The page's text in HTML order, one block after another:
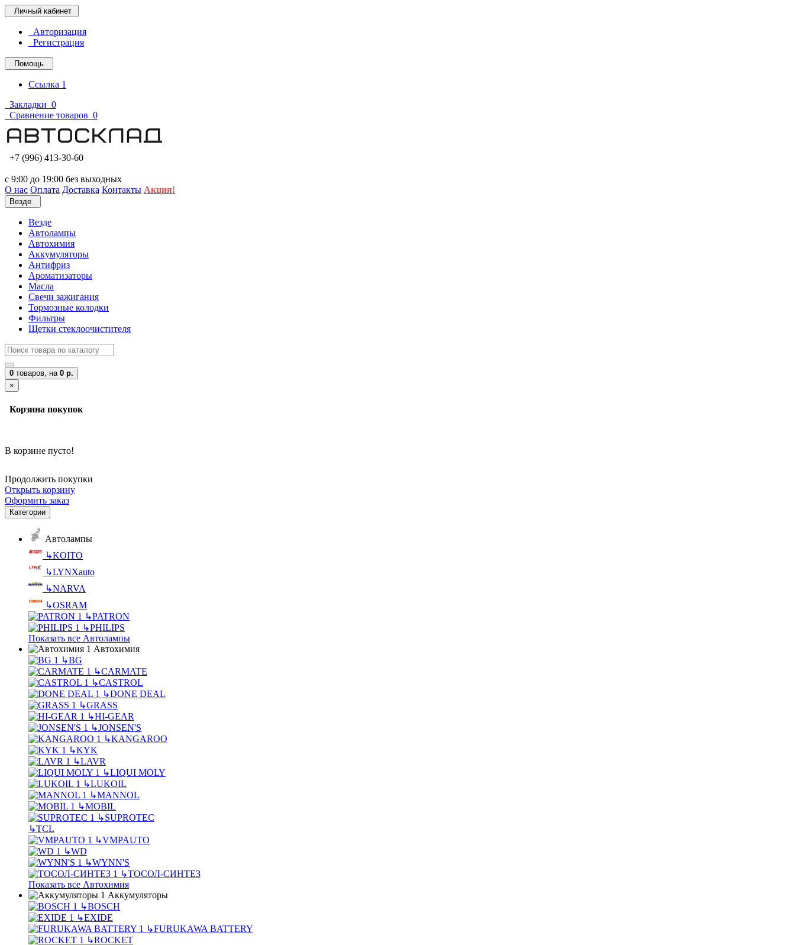
Личный кабинет
Авторизация
Регистрация
Помощь
Ссылка 1
Закладки 0
Сравнение товаров 0
+7 (996) 413-30-60
с 9:00 до 19:00 без выходных
О нас Оплата Доставка Контакты Акция!
Везде
Везде
Автолампы
Автохимия
Аккумуляторы
Антифриз
Ароматизаторы
Масла
Свечи зажигания
Тормозные колодки
Фильтры
Щетки стеклоочистителя
0 товаров, на 0 р.
×
Корзина покупок
В корзине пусто!
Продолжить покупки
Открыть корзину
Оформить заказ
Категории
Автолампы
↳KOITO
↳LYNXauto
↳NARVA
↳OSRAM
↳PATRON
↳PHILIPS
Показать все Автолампы
Автохимия
↳BG
↳CARMATE
↳CASTROL
↳DONE DEAL
↳GRASS
↳HI-GEAR
↳JONSEN'S
↳KANGAROO
↳KYK
↳LAVR
↳LIQUI MOLY
↳LUKOIL
↳MANNOL
↳MOBIL
↳SUPROTEC
↳TCL
↳VMPAUTO
↳WD
↳WYNN'S
↳ТОСОЛ-СИНТЕЗ
Показать все Автохимия
Аккумуляторы
↳BOSCH
↳EXIDE
↳FURUKAWA BATTERY
↳ROCKET